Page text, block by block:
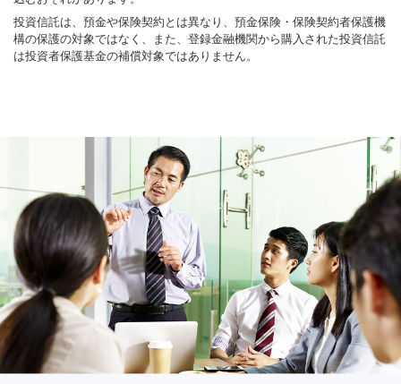
投資信託は、預金や保険契約とは異なり、預金保険・保険契約者保護機
構の保護の対象ではなく、また、登録金融機関から購入された投資信託
は投資者保護基金の補償対象ではありません。